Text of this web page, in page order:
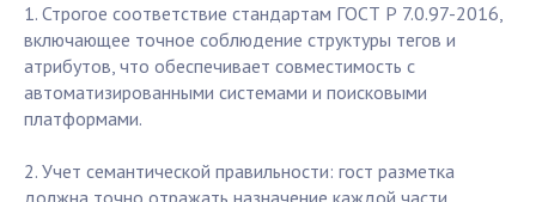
1. Строгое соответствие стандартам ГОСТ Р 7.0.97-2016,
включающее точное соблюдение структуры тегов и
атрибутов, что обеспечивает совместимость с
автоматизированными системами и поисковыми
платформами.
2. Учет семантической правильности: гост разметка